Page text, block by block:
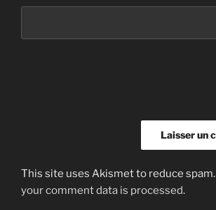
This site uses Akismet to reduce spam.
your comment data is processed.